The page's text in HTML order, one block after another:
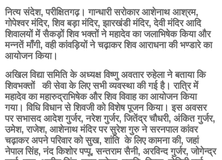
नित्य संदेश,परीक्षितगढ़। गान्धारी सरोकार आशेनाथ आश्रम,
गोपेश्वर मंदिर, शिव बड़ा मंदिर, झारखंडी मंदिर, देवी मंदिर आदि
शिवालयों में सैकड़ों शिव भक्तों ने महादेव का जलाभिषेक किया और
मन्नतें माँगी, वही कांवड़ियों ने चढ़ाकर शिव आराधना की भण्डारे का
आयोजन किया।
अखिल विद्या समिति के अध्यक्ष विष्णु अवतार रुहेला ने बताया कि
शिवभक्तों
की सेवा के लिए सभी व्यवस्था की गई है। रात्रि में
महादेव का महारुद्राभिषेक और शिव विवाह का आयोजन किया
गया। विधि विधान से शिवजी को विशेष पूजन किया। इस अवसर
पर सभासद आदेश गुर्जर, नरेश गुर्जर, जितेंद्र चौधरी, अंकित गुर्जर,
उमेश, राजेश, आशेनाथ मंदिर पर सुरेश गुरु ने सरनपाल कांवर
चढ़ाकर अपने परिवार को सुख, शांति के लिए कामना की, जहां
नेपाल सिंह, नंद किशोर पप्पू, सन्तराम सैनी, अरविन्द गुर्जर, जोगेन्द्र